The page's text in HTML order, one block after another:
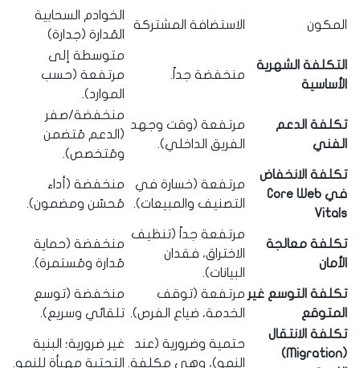
المكون الاستضافة المشتركة
الخوادم السحابية
المُدارة (جدارة)
التكلفة الشهرية
الأساسية
منخفضة جداً.
متوسطة إلى
مرتفعة (حسب
الموارد).
تكلفة الدعم
الفني
مرتفعة (وقت وجهد
الفريق الداخلي).
منخفضة/صفر
(الدعم مُتضمن
ومُتخصص).
تكلفة الانخفاض
في Core Web
Vitals
مرتفعة (خسارة في
التصنيف والمبيعات).
منخفضة (أداء
مُحسّن ومضمون).
تكلفة معالجة
الأمان
مرتفعة جداً (تنظيف
الاختراق، فقدان
البيانات).
منخفضة (حماية
مُدارة ومُستمرة).
تكلفة التوسع غير
المتوقع
مرتفعة (توقف
الخدمة، ضياع الفرص).
منخفضة (توسع
تلقائي وسريع).
تكلفة الانتقال
(Migration)
حتمية وضرورية (عند
النمو)، وهي مكلفة.
غير ضرورية؛ البنية
التحتية مهيأة للنمو.